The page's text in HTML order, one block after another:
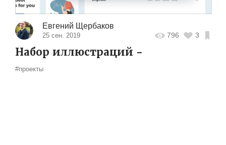
Евгений Щербаков
25 сен. 2019 796 3
Набор иллюстраций -
#проекты